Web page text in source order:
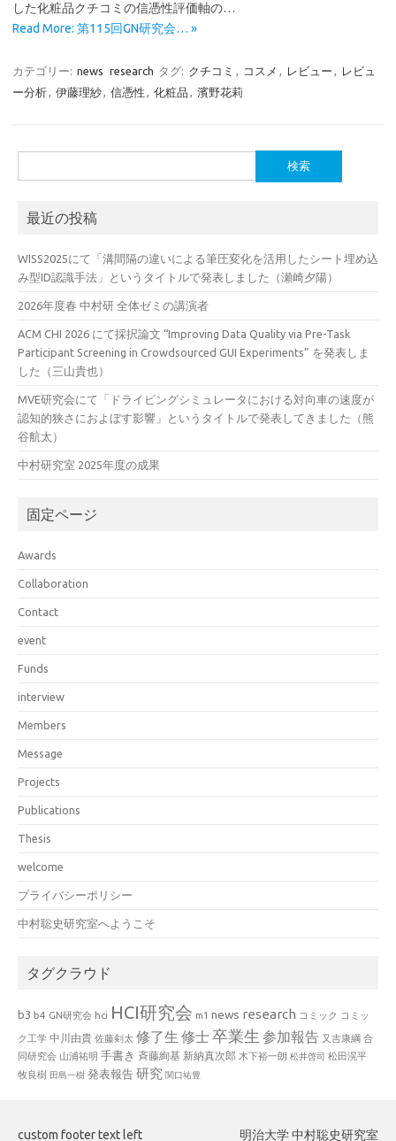
した化粧品クチコミの信憑性評価軸の…
Read More: 第115回GN研究会… »
カテゴリー: news research タグ: クチコミ , コスメ , レビュー , レビュ
ー分析, 伊藤理紗, 信憑性 , 化粧品 , 濱野花莉
索:
最近の投稿
WISS2025にて「溝間隔の違いによる筆圧変化を活用したシート埋め込
み型ID認識手法」というタイトルで発表しました（瀬崎夕陽）
2026年度春 中村研 全体ゼミの講演者
ACM CHI 2026 にて採択論文 “Improving Data Quality via Pre-Task
Participant Screening in Crowdsourced GUI Experiments” を発表しま
した（三山貴也）
MVE研究会にて「ドライビングシミュレータにおける対向車の速度が
認知的狭さにおよぼす影響」というタイトルで発表してきました（熊
谷航太）
中村研究室 2025年度の成果
固定ページ
Awards
Collaboration
Contact
event
Funds
interview
Members
Message
Projects
Publications
Thesis
welcome
プライバシーポリシー
中村聡史研究室へようこそ
タグクラウド
b3 b4 GN研究会 hci HCI研究会 m1 news research コミック コミッ
ク工学 中川由貴 佐藤剣太 修了生 修士卒業生 参加報告 又吉康綱 合
同研究会 山浦祐明 手書き 斉藤絢基 新納真次郎 木下裕一朗 松井啓司 松田滉平
牧良樹 田島一樹 発表報告 研究 関口祐豊
custom footer text left 明治大学 中村聡史研究室